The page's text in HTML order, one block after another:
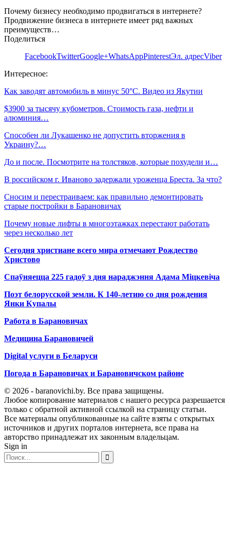
Почему бизнесу необходимо продвигаться в интернете?
Продвижение бизнеса в интернете имеет ряд важных
преимуществ…
Поделиться
FacebookTwitterGoogle+WhatsAppPinterestЭл. адресViber
Интересное:
Как заводят автомобиль в минус 50°C. Видео из Якутии
$3900 за тысячу кубометров. Стоимость газа, нефти и
алюминия…
Способен ли Лукашенко не допустить вторжения в
Украину?…
До и после. Посмотрите на толстяков, которые похудели и…
В российском г. Иваново задержали уроженца Бреста. За что?
Сносим и перестраиваем: как правильно демонтировать
старые постройки в Барановичах
Почему новые лифты в многоэтажках перестают работать
через несколько лет
Сегодня христиане всего мира отмечают Рождество
Христово
Спаўняецца 225 гадоў з дня нараджэння Адама Міцкевіча
Поэт белорусской земли. К 140-летию со дня рождения
Янки Купалы
Работа в Барановичах
Медицина Барановичей
Digital услуги в Беларуси
Погода в Барановичах и Барановичском районе
© 2026 - baranovichi.by. Все права защищены.
Любое копирование материалов с нашего ресурса разрешается
только с обратной активной ссылкой на страницу статьи.
Все материалы опубликованные на сайте взяты с открытых
источников и других порталов интернета, все права на
авторство принадлежат их законным владельцам.
Sign in